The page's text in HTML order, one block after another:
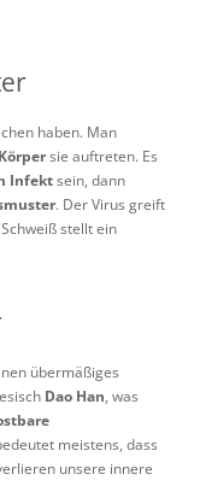
haben. Man
sie auftreten. Es
Infektsein, dann
. Der Virus greift
stellt ein
übermäßiges
Dao Han, was
meistens, dass
unsere innere